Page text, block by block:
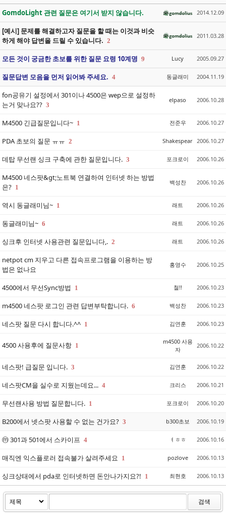
GomdoLight 관련 질문은 여기서 받지 않습니다. 2014.12.09
[예시] 문제를 해결하고자 질문을 할 때는 이것과 비슷
하게 해야 답변을 드릴 수 있습니다. 2
2011.03.28
모든 것이 궁금한 초보를 위한 질문 요령 10계명 9 Lucy 2005.09.27
질문답변 모음을 먼저 읽어봐 주세요. 4 동글래미 2004.11.19
fon공유기 설정에서 301이나 4500은 wep으로 설정하
는거 맞나요?? 3
elpaso 2006.10.28
M4500 긴급질문입니다~ 1 전준우 2006.10.27
PDA 초보의 질문 ㅠㅠ 2 Shakespear 2006.10.27
데탑 무선랜 싱크 구축에 관한 질문입니다. 3 포크로이 2006.10.26
M4500 네스팟&gt;노트북 연결하여 인터넷 하는 방법
은? 1
백성찬 2006.10.26
역시 동글래미님~ 1 래트 2006.10.26
동글래미님~ 6 래트 2006.10.26
싱크후 인터넷 사용관련 질문입니다,. 2 래트 2006.10.26
netpot cm 지우고 다른 접속프로그램을 이용하는 방
법은 없나요
홍영수 2006.10.25
4500에서 무선Sync방법 1 철!! 2006.10.23
m4500 네스팟 로그인 관련 답변부탁합니다. 6 백성찬 2006.10.23
네스팟 질문 다시 합니다.^^ 1 김연훈 2006.10.23
4500 사용후에 질문사항 1
m4500 사용
자
2006.10.22
네스팟! 급질문 입니다. 3 김연훈 2006.10.22
네스팟CM을 실수로 지웠는데요... 4 크리스 2006.10.21
무선랜사용 방법 질문합니다. 1 포크로이 2006.10.20
B200에서 넷스팟 사용할 수 없는 건가요? 3 b300초보 2006.10.19
ⓜ 301과 501에서 스카이프 4 ㅕㅎㅎ 2006.10.16
매직엔 익스플로러 접속불가 살려주세요 1 pozlove 2006.10.13
싱크상태에서 pda로 인터넷하면 돈안나가지요?! 1 최현호 2006.10.13
검색